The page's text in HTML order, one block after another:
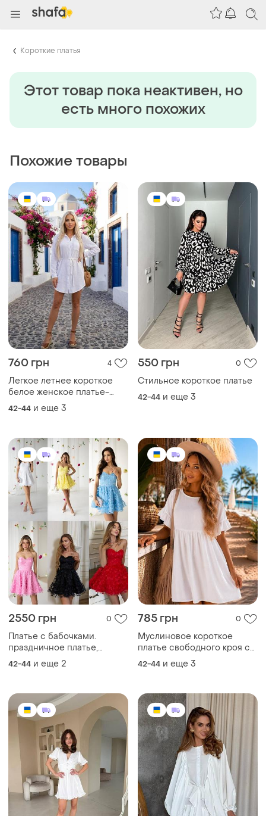
Короткие платья
Этот товар пока неактивен, но
есть много похожих
Похожие товары
760 грн 4
Легкое летнее короткое
белое женское платье-
рубашка из муслина с
пояском, подростковое
рубашка, платье-рубашка
женская из муслина
42-44 и еще 3
550 грн 0
Стильное короткое платье
42-44 и еще 3
2550 грн 0
Платье с бабочками.
праздничное платье,
платье на выпускной
42-44 и еще 2
785 грн 0
Муслиновое короткое
платье свободного кроя с
короткими широкими
рукавами с рюшем
42-44 и еще 3